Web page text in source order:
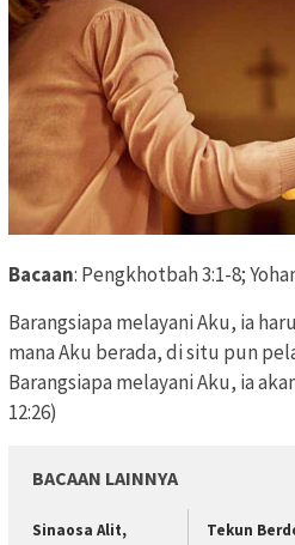
Bacaan: Pengkhotbah 3:1-8;
Barangsiapa melayani Aku, ia
mana Aku berada, di situ pun
Barangsiapa melayani Aku, ia
12:26)
BACAAN LAINNYA
Sinaosa Alit,
Tekun